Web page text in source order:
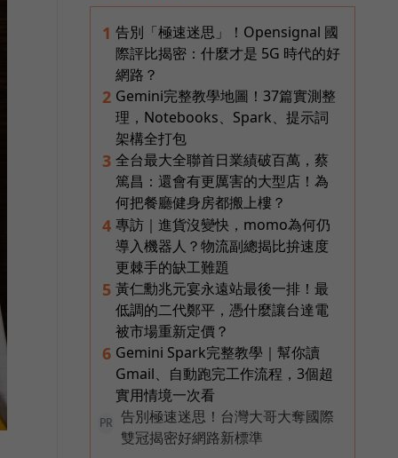
1 告別「極速迷思」！Opensignal 國
際評比揭密：什麼才是 5G 時代的好
網路？
2 Gemini完整教學地圖！37篇實測整
理，Notebooks、Spark、提示詞
架構全打包
3 全台最大全聯首日業績破百萬，蔡
篤昌：還會有更厲害的大型店！為
何把餐廳健身房都搬上樓？
4 專訪｜進貨沒變快，momo為何仍
導入機器人？物流副總揭比拚速度
更棘手的缺工難題
5 黃仁勳兆元宴永遠站最後一排！最
低調的二代鄭平，憑什麼讓台達電
被市場重新定價？
6 Gemini Spark完整教學｜幫你讀
Gmail、自動跑完工作流程，3個超
實用情境一次看
PR
告別極速迷思！台灣大哥大奪國際
雙冠揭密好網路新標準